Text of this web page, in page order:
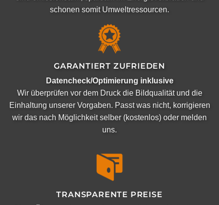
schonen somit Umweltressourcen.
GARANTIERT ZUFRIEDEN
Datencheck/Optimierung inklusive
Wir überprüfen vor dem Druck die Bildqualität und die
Einhaltung unserer Vorgaben. Passt was nicht, korrigieren
wir das nach Möglichkeit selber (kostenlos) oder melden
uns.
TRANSPARENTE PREISE